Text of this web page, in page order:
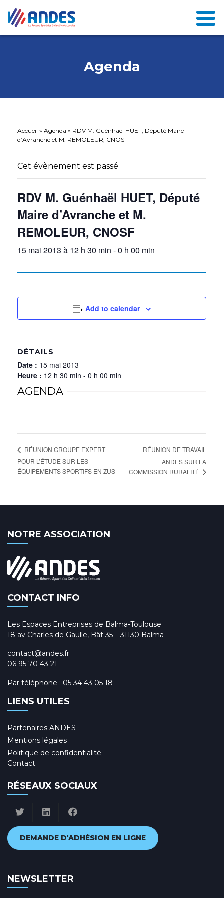
Agenda
Accueil » Agenda » RDV M. Guénhaël HUET, Député Maire
d’Avranche et M. REMOLEUR, CNOSF
Cet évènement est passé
RDV M. Guénhaël HUET, Député
Maire d’Avranche et M.
REMOLEUR, CNOSF
15 mai 2013 à 12 h 30 min -0 h 00 min
Add to calendar
DÉTAILS
Date : 15 mai 2013
Heure : 12 h 30 min - 0 h 00 min
AGENDA
RÉUNION GROUPE EXPERT
POUR L’ÉTUDE SUR LES
ÉQUIPEMENTS SPORTIFS EN ZUS
RÉUNION DE TRAVAIL
ANDES SUR LA
COMMISSION RURALITÉ
NOTRE ASSOCIATION
CONTACT INFO
Les Espaces Entreprises de Balma-Toulouse
18 av Charles de Gaulle, Bât 35 – 31130 Balma
contact@andes.fr
06 95 70 43 21
Par téléphone : 05 34 43 05 18
LIENS UTILES
Partenaires ANDES
Mentions légales
Politique de confidentialité
Contact
RÉSEAUX SOCIAUX
DEMANDE D'ADHÉSION EN LIGNE
NEWSLETTER